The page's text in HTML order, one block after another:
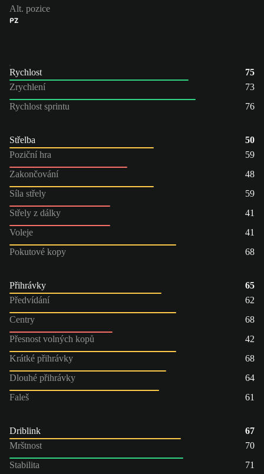
Alt. pozice
PZ
Rychlost
75
Zrychlení
73
Rychlost sprintu
76
Střelba
50
Poziční hra
59
Zakončování
48
Síla střely
59
Střely z dálky
41
Voleje
41
Pokutové kopy
68
Přihrávky
65
Předvídání
62
Centry
68
Přesnost volných kopů
42
Krátké přihrávky
68
Dlouhé přihrávky
64
Faleš
61
Driblink
67
Mrštnost
70
Stabilita
71